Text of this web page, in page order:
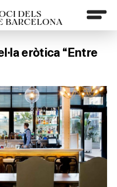
DELS
BARCELONA
eròtica “Entre